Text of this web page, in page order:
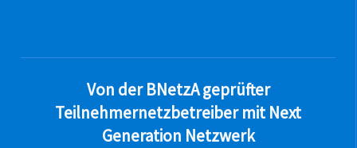
Von der BNetzA geprüfter
Teilnehmernetzbetreiber mit Next
Generation Netzwerk